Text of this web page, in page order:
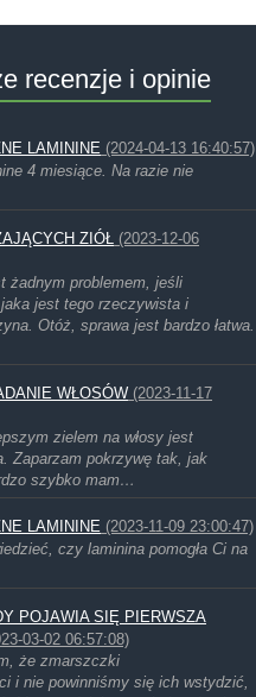
recenzje i opinie
LAMININE (2024-04-13 16:40:57)
4 miesiące. Na razie nie
ZIÓŁ (2023-12-06
żadnym problemem, jeśli
jest tego rzeczywista i
Otóż, sprawa jest bardzo łatwa.
WŁOSÓW (2023-11-17
zielem na włosy jest
Zaparzam pokrzywę tak, jak
szybko mam…
LAMININE (2023-11-09 23:00:47)
czy laminina pomogła Ci na
POJAWIA SIĘ PIERWSZA
03-02 06:57:08)
że zmarszczki
i nie powinniśmy się ich wstydzić,